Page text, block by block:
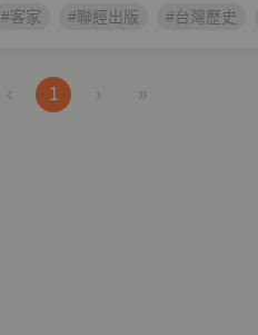
#客家 #聯經出版 #台灣歷史
‹ 1 › »